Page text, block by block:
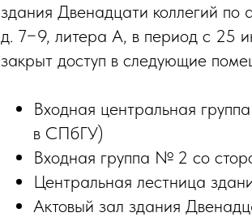
здания Двенадцати коллегий по
д. 7−9, литера А, в период с 25
закрыт доступ в следующие
Входная центральная
в СПбГУ)
Входная группа № 2 со
Центральная лестница
Актовый зал здания